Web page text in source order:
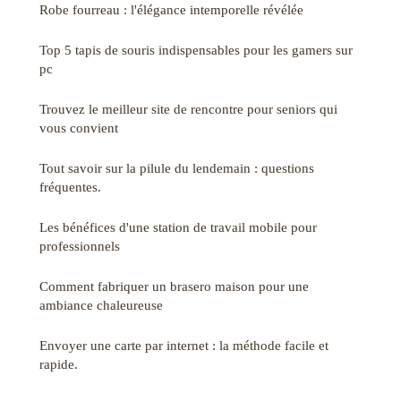
Robe fourreau : l'élégance intemporelle révélée
Top 5 tapis de souris indispensables pour les gamers sur
pc
Trouvez le meilleur site de rencontre pour seniors qui
vous convient
Tout savoir sur la pilule du lendemain : questions
fréquentes.
Les bénéfices d'une station de travail mobile pour
professionnels
Comment fabriquer un brasero maison pour une
ambiance chaleureuse
Envoyer une carte par internet : la méthode facile et
rapide.